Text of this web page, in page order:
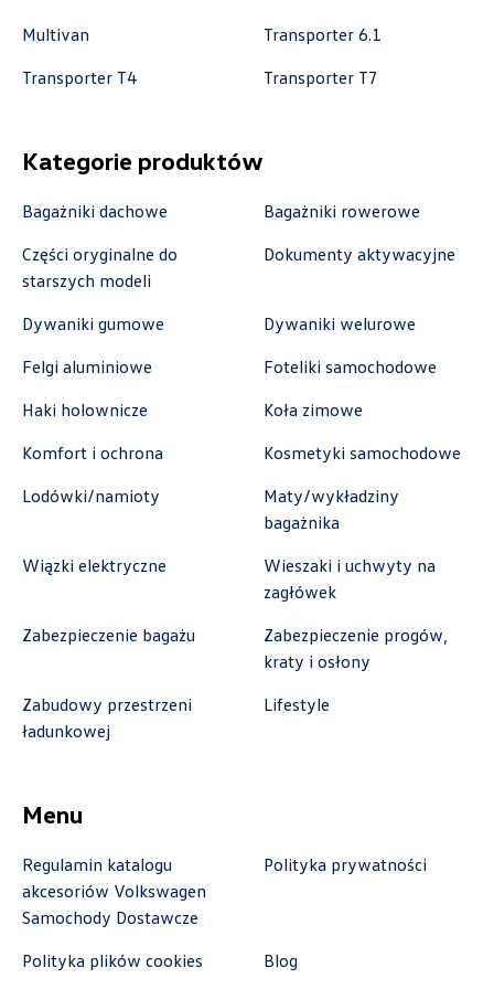
+48 609 991 995
czesci@autoweber.pl
Bednarek
+48 426 130 700
czesci.vw@bednarek.com.pl
ul. Szczecińska 117, Szczecin - Radziszewo
czesci.sz@benepol.pl
ul. Owsiana 27, Poznań
+48 512 054 384
sklep@berdychowski.com.pl
Multivan
Transporter 6.1
Transporter T4
Transporter T7
Kategorie produktów
Bagażniki dachowe
Bagażniki rowerowe
Części oryginalne do
starszych modeli
Dokumenty aktywacyjne
Dywaniki gumowe
Dywaniki welurowe
Felgi aluminiowe
Foteliki samochodowe
Haki holownicze
Koła zimowe
Komfort i ochrona
Kosmetyki samochodowe
Lodówki/namioty
Maty/wykładziny
bagażnika
Wiązki elektryczne
Wieszaki i uchwyty na
zagłówek
Zabezpieczenie bagażu
Zabezpieczenie progów,
kraty i osłony
Zabudowy przestrzeni
ładunkowej
Lifestyle
Menu
Regulamin katalogu
akcesoriów Volkswagen
Samochody Dostawcze
Polityka prywatności
Polityka plików cookies Blog